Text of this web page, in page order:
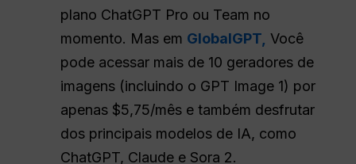
plano ChatGPT Pro ou Team no
momento. Mas em GlobalGPT, Você
pode acessar mais de 10 geradores de
imagens (incluindo o GPT Image 1) por
apenas $5,75/mês e também desfrutar
dos principais modelos de IA, como
ChatGPT, Claude e Sora 2.